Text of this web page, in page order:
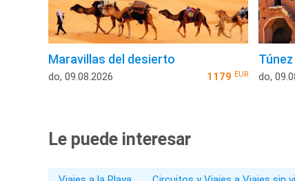
Maravillas del desierto
do, 09.08.2026 1179 EUR do,
Le puede interesar